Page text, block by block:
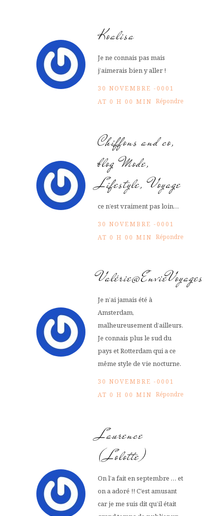
Koalisa
Je ne connais pas mais
j’aimerais bien y aller !
30 NOVEMBRE -0001
AT 0 H 00 MIN Répondre
Chiffons and co,
blog Mode,
Lifestyle, Voyage
ce n’est vraiment pas loin…
30 NOVEMBRE -0001
AT 0 H 00 MIN Répondre
Valérie@EnvieVoyages
Je n’ai jamais été à
Amsterdam,
malheureusement d’ailleurs.
Je connais plus le sud du
pays et Rotterdam qui a ce
même style de vie nocturne.
30 NOVEMBRE -0001
AT 0 H 00 MIN Répondre
Laurence
(Lolotte)
On l’a fait en septembre … et
on a adoré !! C’est amusant
car je me suis dit qu’il était